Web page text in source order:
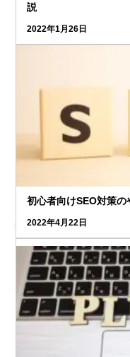
説
2022年1月26日
初心者向けSEO対策
2022年4月22日